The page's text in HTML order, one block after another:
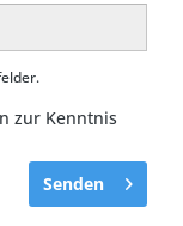
zur Kenntnis
Senden